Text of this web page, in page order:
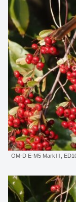
OM-D E-M5 MarkⅢ,